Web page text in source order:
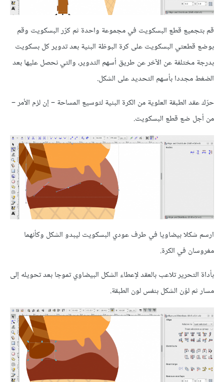
قم بتجميع قطع البسكويت في مجموعة واحدة ثم كرّر البسكويت وقم
بوضع قطعتي البسكويت على كرة البوظة البنية بعد تدوير كل بسكويت
بدرجة مختلفة عن الآخر عن طريق أسهم التدوير، والتي نحصل عليها بعد
الضغط مجددا بأسهم التحديد على الشكل.
حرّك عقد الطبقة العلوية من الكرة البنية لتوسيع المساحة – إن لزم الأمر –
من أجل ضع قطع البسكويت.
ارسم شكلا بيضاويا في طرف عودي البسكويت ليبدو الشكل وكأنهما
مغروسان في الكرة.
بأداة التحرير تلاعب بالعقد لإعطاء الشكل البيضاوي تموجا بعد تحويله إلى
مسار ثم لوّن الشكل بنفس لون الطبقة.